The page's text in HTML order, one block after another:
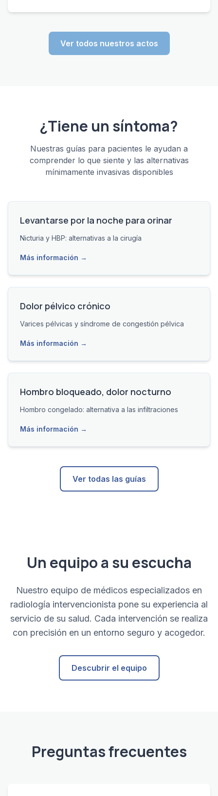
Ver todos nuestros actos
¿Tiene un síntoma?
Nuestras guías para pacientes le ayudan a
comprender lo que siente y las alternativas
mínimamente invasivas disponibles
Levantarse por la noche para orinar
Nicturia y HBP: alternativas a la cirugía
Más información →
Dolor pélvico crónico
Varices pélvicas y síndrome de congestión pélvica
Más información →
Hombro bloqueado, dolor nocturno
Hombro congelado: alternativa a las infiltraciones
Más información →
Ver todas las guías
Un equipo a su escucha
Nuestro equipo de médicos especializados en
radiología intervencionista pone su experiencia al
servicio de su salud. Cada intervención se realiza
con precisión en un entorno seguro y acogedor.
Descubrir el equipo
Preguntas frecuentes